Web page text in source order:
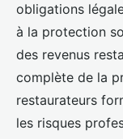
obligations
à la protection
des revenus
complète de la
restaurateurs
les risques